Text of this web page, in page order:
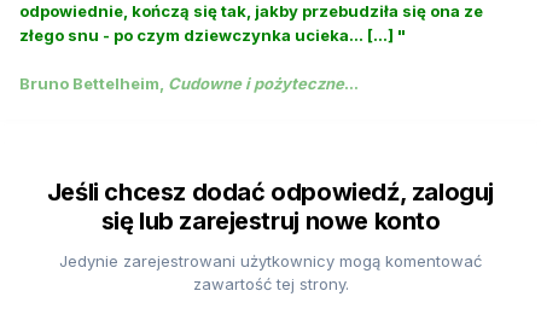
odpowiednie, kończą się tak, jakby przebudziła się ona ze
złego snu - po czym dziewczynka ucieka... [...] "
Bruno Bettelheim, Cudowne i pożyteczne...
Jeśli chcesz dodać odpowiedź, zaloguj
się lub zarejestruj nowe konto
Jedynie zarejestrowani użytkownicy mogą komentować
zawartość tej strony.